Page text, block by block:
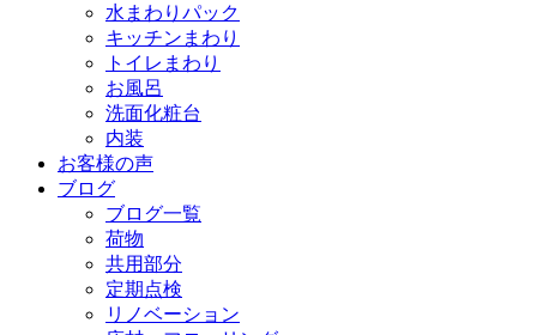
水まわりパック
キッチンまわり
トイレまわり
お風呂
洗面化粧台
内装
お客様の声
ブログ
ブログ一覧
荷物
共用部分
定期点検
リノベーション